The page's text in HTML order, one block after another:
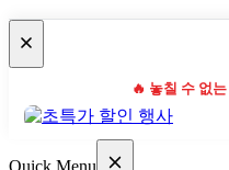
🔥 놓칠 수 없
Quick Menu